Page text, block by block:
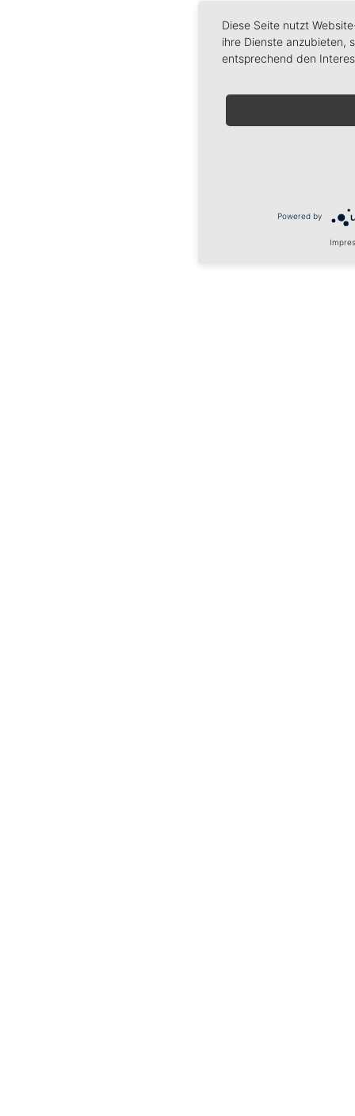
Diese Seite nutzt
ihre Dienste anzubieten,
entsprechend den
Powered by